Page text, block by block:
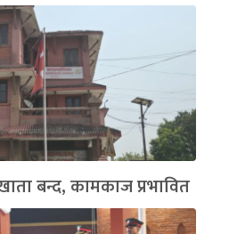
बन्द, कामकाज प्रभावित